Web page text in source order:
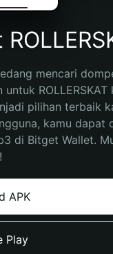
mencari
untuk
pilihan terbaik
kamu dapat
di Bitget Wallet.
APK
Play